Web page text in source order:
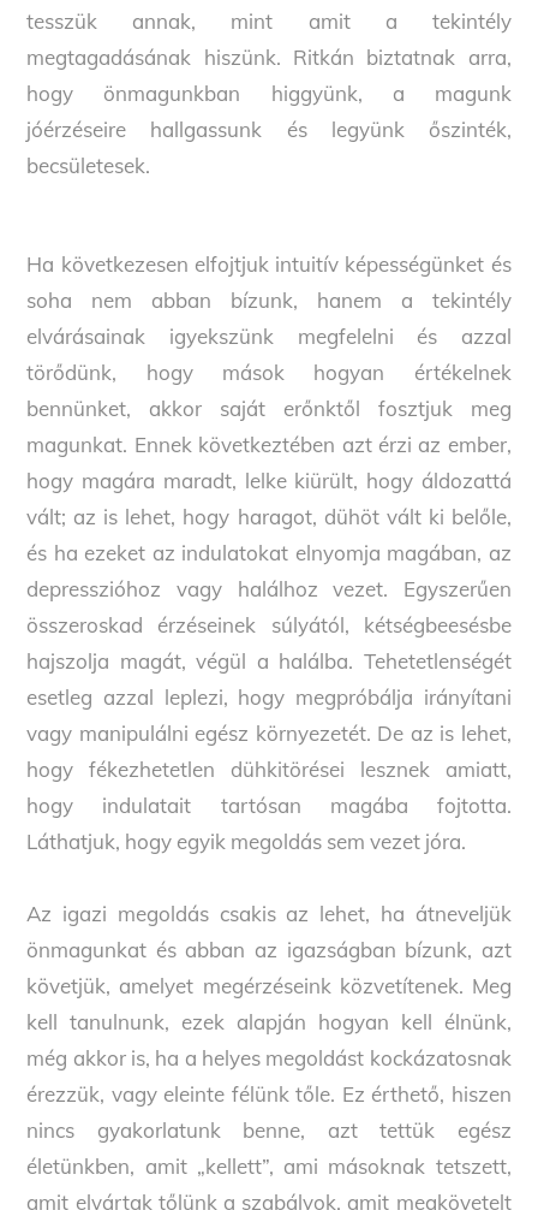
tesszük annak, mint amit a tekintély
megtagadásának hiszünk. Ritkán biztatnak arra,
hogy önmagunkban higgyünk, a magunk
jóérzéseire hallgassunk és legyünk őszinték,
becsületesek.
Ha következesen elfojtjuk intuitív képességünket és
soha nem abban bízunk, hanem a tekintély
elvárásainak igyekszünk megfelelni és azzal
törődünk, hogy mások hogyan értékelnek
bennünket, akkor saját erőnktől fosztjuk meg
magunkat. Ennek következtében azt érzi az ember,
hogy magára maradt, lelke kiürült, hogy áldozattá
vált; az is lehet, hogy haragot, dühöt vált ki belőle,
és ha ezeket az indulatokat elnyomja magában, az
depresszióhoz vagy halálhoz vezet. Egyszerűen
összeroskad érzéseinek súlyától, kétségbeesésbe
hajszolja magát, végül a halálba. Tehetetlenségét
esetleg azzal leplezi, hogy megpróbálja irányítani
vagy manipulálni egész környezetét. De az is lehet,
hogy fékezhetetlen dühkitörései lesznek amiatt,
hogy indulatait tartósan magába fojtotta.
Láthatjuk, hogy egyik megoldás sem vezet jóra.
Az igazi megoldás csakis az lehet, ha átneveljük
önmagunkat és abban az igazságban bízunk, azt
követjük, amelyet megérzéseink közvetítenek. Meg
kell tanulnunk, ezek alapján hogyan kell élnünk,
még akkor is, ha a helyes megoldást kockázatosnak
érezzük, vagy eleinte félünk tőle. Ez érthető, hiszen
nincs gyakorlatunk benne, azt tettük egész
életünkben, amit „kellett”, ami másoknak tetszett,
amit elvártak tőlünk a szabályok, amit megkövetelt